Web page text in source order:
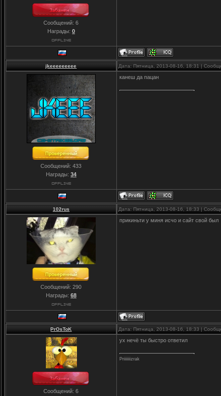
Сообщений:6
Награды: 0
jkeeeeeeeee Дата: Пятница, 2013-08-16, 18:31 |
Сообщений:433
Награды: 34
канеш да пацан
102rus Дата: Пятница, 2013-08-16, 18:33 |
Сообщений:290
Награды: 68
прикиньти у миня исчо и сайт свой был
PrOsToK Дата: Пятница, 2013-08-16, 18:33 |
Сообщений:6
ух нечё ты быстро ответил
Priiiiiiizrak